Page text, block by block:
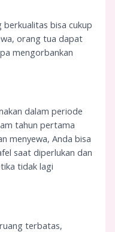
bisa cukup
orang tua dapat
mengorbankan
dalam periode
tahun pertama
menyewa, Anda bisa
saat diperlukan dan
tidak lagi
terbatas,